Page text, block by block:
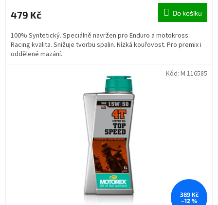
479 Kč Do košíku
100% Syntetický. Speciálně navržen pro Enduro a motokross.
Racing kvalita. Snižuje tvorbu spalin. Nízká kouřovost. Pro premix i
oddělené mazání.
389 Kč
–12 %
Kód: M 116585